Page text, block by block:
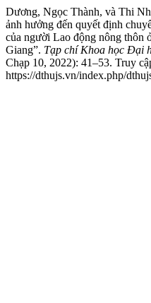
Dương, Ngọc Thành, và Thi
ảnh hưởng đến quyết định
của người Lao động nông thôn
Giang”. Tạp chí Khoa học Đại
Chạp 10, 2022): 41–53. Truy
https://dthujs.vn/index.php/